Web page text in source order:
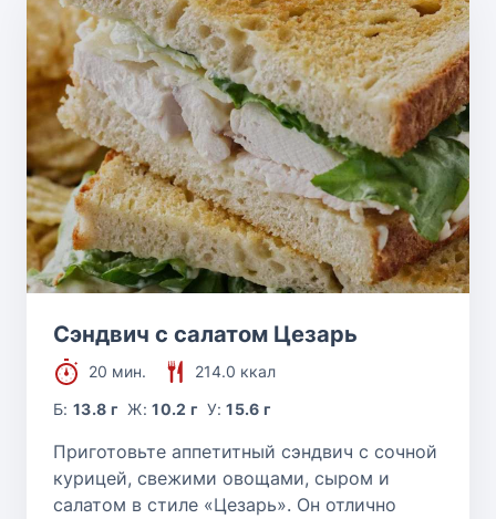
Сэндвич с салатом Цезарь
20 мин.
214.0 ккал
Б:13.8 г Ж:10.2 г У:15.6 г
Приготовьте аппетитный сэндвич с сочной
курицей, свежими овощами, сыром и
салатом в стиле «Цезарь». Он отлично